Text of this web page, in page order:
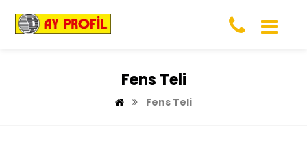
Fens Teli
Fens Teli